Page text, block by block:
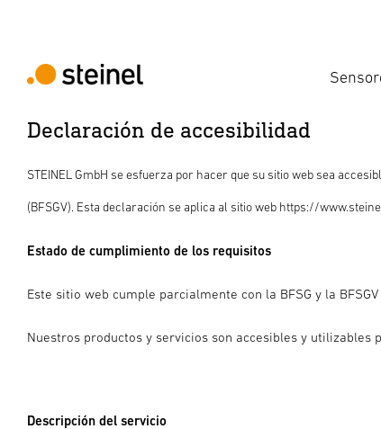
Declaración de accesibilidad
STEINEL GmbH se esfuerza por hacer que su sitio web sea
(BFSGV). Esta declaración se aplica al sitio web https://
Estado de cumplimiento de los requisitos
Este sitio web cumple parcialmente con la BFSG y la
Nuestros productos y servicios son accesibles y
Descripción del servicio